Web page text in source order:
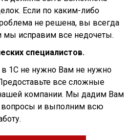
Если по каким-либо
не решена, вы всегда
мы исправим все недочеты.
специалистов.
в 1С не нужно Вам не нужно
все сложные
компании. Мы дадим Вам
вопросы и выполним всю